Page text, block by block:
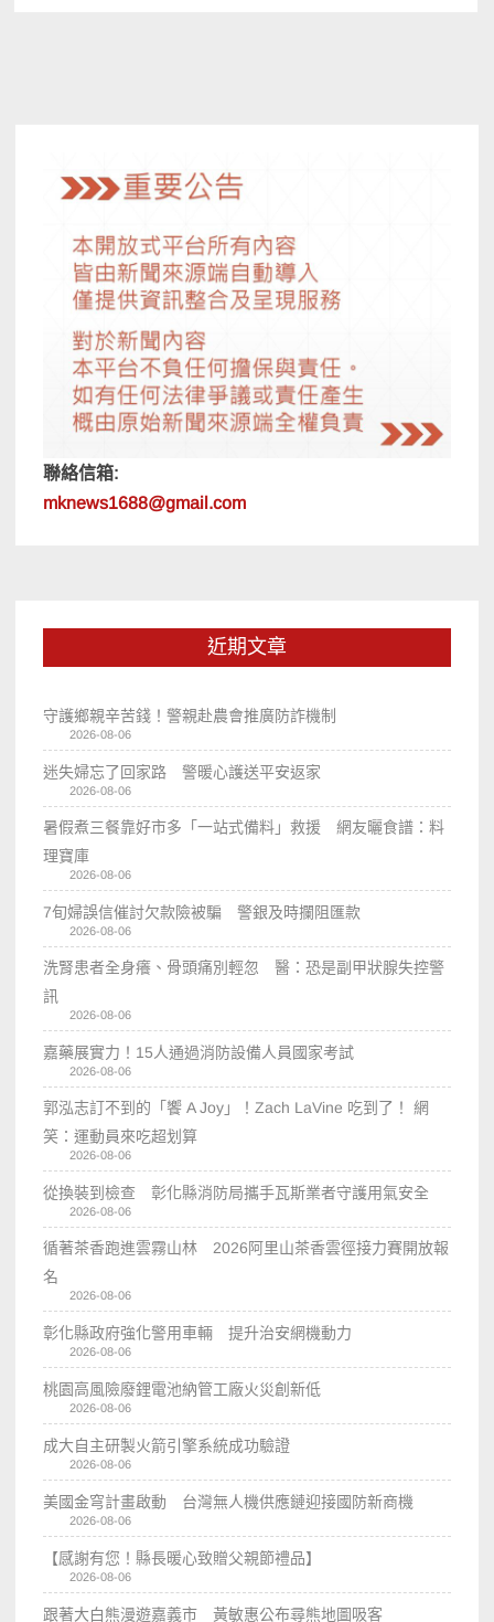
聯絡信箱:
mknews1688@gmail.com
近期文章
守護鄉親辛苦錢！警親赴農會推廣防詐機制
2026-08-06
迷失婦忘了回家路 警暖心護送平安返家
2026-08-06
暑假煮三餐靠好市多「一站式備料」救援 網友曬食譜：料
理寶庫
2026-08-06
7旬婦誤信催討欠款險被騙 警銀及時攔阻匯款
2026-08-06
洗腎患者全身癢、骨頭痛別輕忽 醫：恐是副甲狀腺失控警
訊
2026-08-06
嘉藥展實力！15人通過消防設備人員國家考試
2026-08-06
郭泓志訂不到的「饗 A Joy」！Zach LaVine 吃到了！ 網
笑：運動員來吃超划算
2026-08-06
從換裝到檢查 彰化縣消防局攜手瓦斯業者守護用氣安全
2026-08-06
循著茶香跑進雲霧山林 2026阿里山茶香雲徑接力賽開放報
名
2026-08-06
彰化縣政府強化警用車輛 提升治安網機動力
2026-08-06
桃園高風險廢鋰電池納管工廠火災創新低
2026-08-06
成大自主研製火箭引擎系統成功驗證
2026-08-06
美國金穹計畫啟動 台灣無人機供應鏈迎接國防新商機
2026-08-06
【感謝有您！縣長暖心致贈父親節禮品】
2026-08-06
跟著大白熊漫遊嘉義市 黃敏惠公布尋熊地圖吸客